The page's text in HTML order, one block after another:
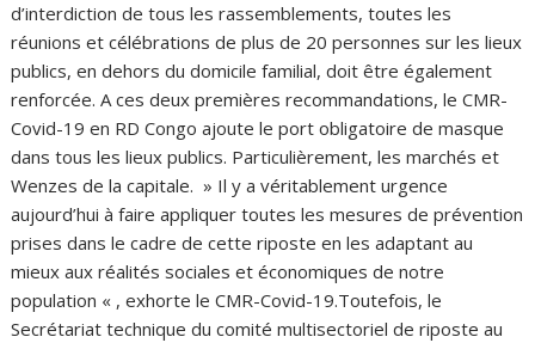
d’interdiction de tous les rassemblements, toutes les
réunions et célébrations de plus de 20 personnes sur les lieux
publics, en dehors du domicile familial, doit être également
renforcée. A ces deux premières recommandations, le CMR-
Covid-19 en RD Congo ajoute le port obligatoire de masque
dans tous les lieux publics. Particulièrement, les marchés et
Wenzes de la capitale. » Il y a véritablement urgence
aujourd’hui à faire appliquer toutes les mesures de prévention
prises dans le cadre de cette riposte en les adaptant au
mieux aux réalités sociales et économiques de notre
population « , exhorte le CMR-Covid-19.Toutefois, le
Secrétariat technique du comité multisectoriel de riposte au